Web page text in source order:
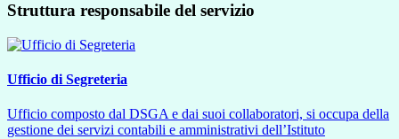
Struttura responsabile del servizio
Ufficio di Segreteria
Ufficio composto dal DSGA e dai suoi collaboratori, si occupa della
gestione dei servizi contabili e amministrativi dell’Istituto